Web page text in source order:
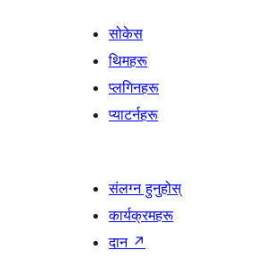
सोकेस
थिमहरू
प्लगिनहरू
प्याटर्नहरू
संलग्न हुनुहोस्
कार्यक्रमहरू
दान ↗